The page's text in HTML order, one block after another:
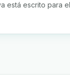
está escrito para